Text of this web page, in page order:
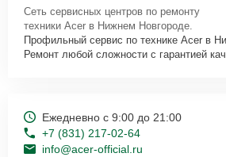
Сеть сервисных центров по ремонту
техники Acer в Нижнем Новгороде.
Профильный сервис по технике Acer в
Ремонт любой сложности с гарантией
Ежедневно с 9:00 до 21:00
+7 (831) 217-02-64
info@acer-official.ru